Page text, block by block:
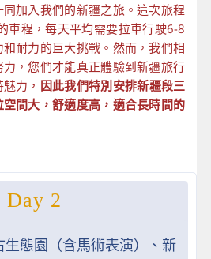
加入我們的新疆之旅。這次旅程
車程，每天平均需要拉車行駛6-8
耐力的巨大挑戰。然而，我們相
，您們才能真正體驗到新疆旅行
力， 因此我們特別安排新疆段三
間大，舒適度高，適合長時間的
Day 2
生態園（含馬術表演）、新